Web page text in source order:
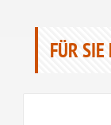
FÜR